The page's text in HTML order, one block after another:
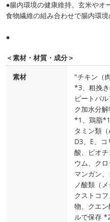
●腸内環境の健康維持。玄米やオ
食物繊維の組み合わせで腸内環
●
＜素材・材質・成分＞
素材
"チキン（
*3、粗挽き
ビートパ
ク加水分
*1、鶏脂
タミン類（
D3、E、
酸、ビオ
ウム、クロ
マンガン
ノ酸類（
クストコ
物、クエ
ルで保存